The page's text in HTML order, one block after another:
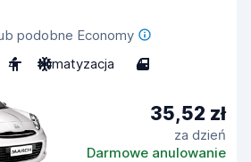
podobne Economy
4 Klimatyzacja 4
35,52 zł
za dzień
Darmowe anulowanie